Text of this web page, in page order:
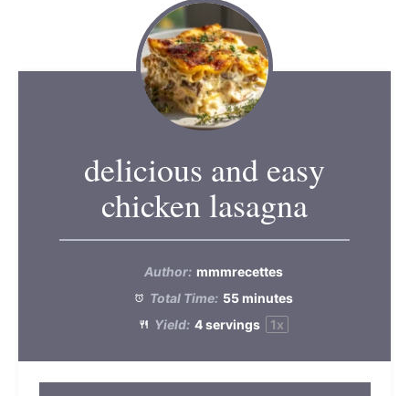
delicious and easy
chicken lasagna
Author: mmmrecettes
Total Time: 55 minutes
Yield: 4servings 1x